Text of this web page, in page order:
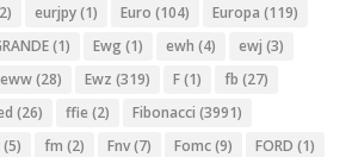
eurjpy(1) Euro (104) Europa (119)
(1) Ewg (1) ewh (4) ewj (3)
eww(28) Ewz (319) F(1) fb (27)
(26) ffie (2) Fibonacci (3991)
(5) fm (2) Fnv(7) Fomc(9) FORD (1)